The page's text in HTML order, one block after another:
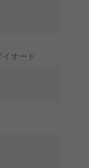
オード